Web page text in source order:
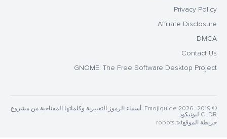
Privacy Policy
Affiliate Disclosure
DMCA
Contact Us
GNOME: The Free Software Desktop Project
© 2019–2026 Emojiguide. أسماء الرموز التعبيرية وكلماتها المفتاحية من مشروع
CLDR ليونيكود.
خريطة الموقعrobots.txt